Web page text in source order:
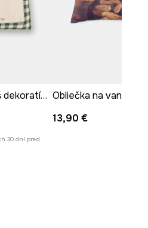
Obliečka na vankúš dekoratívna bavlnená
30 dní pred
13,90 €